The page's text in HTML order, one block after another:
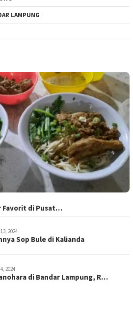
LAMPUNG
Favorit di Pusat…
2024
Sop Bule di Kalianda
2024
di Bandar Lampung, R…